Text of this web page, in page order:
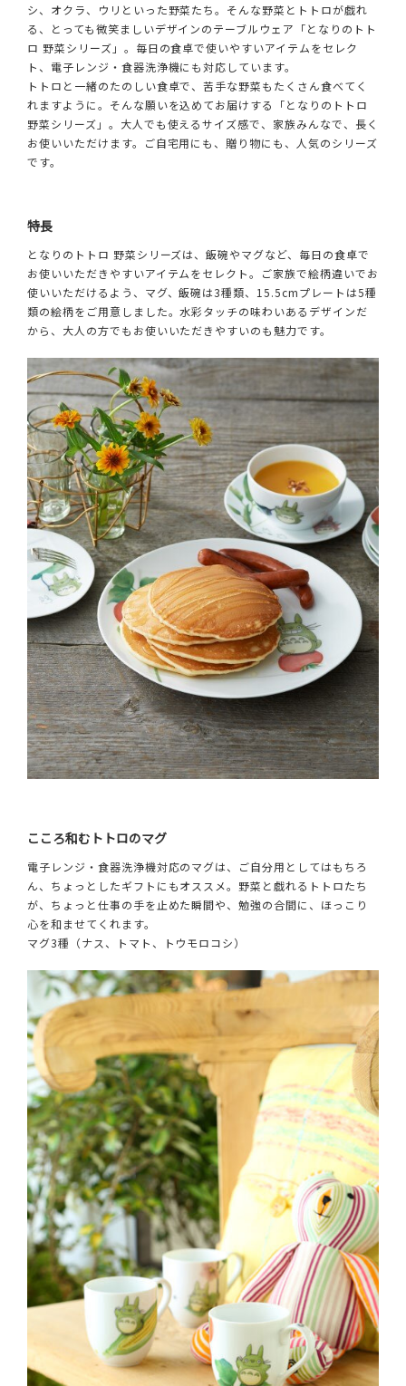
シ、オクラ、ウリといった野菜たち。そんな野菜とトトロが戯れ
る、とっても微笑ましいデザインのテーブルウェア「となりのトト
ロ 野菜シリーズ」。毎日の食卓で使いやすいアイテムをセレク
ト、電子レンジ・食器洗浄機にも対応しています。
トトロと一緒のたのしい食卓で、苦手な野菜もたくさん食べてく
れますように。そんな願いを込めてお届けする「となりのトトロ
野菜シリーズ」。大人でも使えるサイズ感で、家族みんなで、長く
お使いいただけます。ご自宅用にも、贈り物にも、人気のシリーズ
です。
特長
となりのトトロ 野菜シリーズは、飯碗やマグなど、毎日の食卓で
お使いいただきやすいアイテムをセレクト。ご家族で絵柄違いでお
使いいただけるよう、マグ、飯碗は3種類、15.5cmプレートは5種
類の絵柄をご用意しました。水彩タッチの味わいあるデザインだ
から、大人の方でもお使いいただきやすいのも魅力です。
こころ和むトトロのマグ
電子レンジ・食器洗浄機対応のマグは、ご自分用としてはもちろ
ん、ちょっとしたギフトにもオススメ。野菜と戯れるトトロたち
が、ちょっと仕事の手を止めた瞬間や、勉強の合間に、ほっこり
心を和ませてくれます。
マグ3種（ナス、トマト、トウモロコシ）